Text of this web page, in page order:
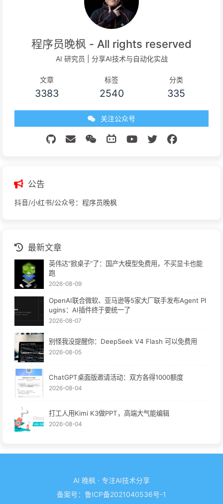
程序员晚枫 - All rights reserved
AI 研究员 | 分享AI技术与自动化实战
文章
3383
标签
2540
分类
335
关注公众号
公告
抖音/小红书/公众号：程序员晚枫
最新文章
英伟达“掀桌子”了：国产大模型免费用，不买显卡也能
跑
2026-08-09
OpenAI联合微软、亚马逊等5家大厂联手发布Agent Pl
ugins：AI插件终于要统一了
2026-08-07
别怪我没提醒你：DeepSeek V4 Flash 可以免费用
2026-08-05
ChatGPT桌面版邀请活动：双方各得1000额度
2026-08-04
打工人用Kimi K3做PPT，高端大气能编辑
2026-08-04
AI 晚枫 · 专注AI技术分享
备案号： 鲁ICP备2021040536号-1